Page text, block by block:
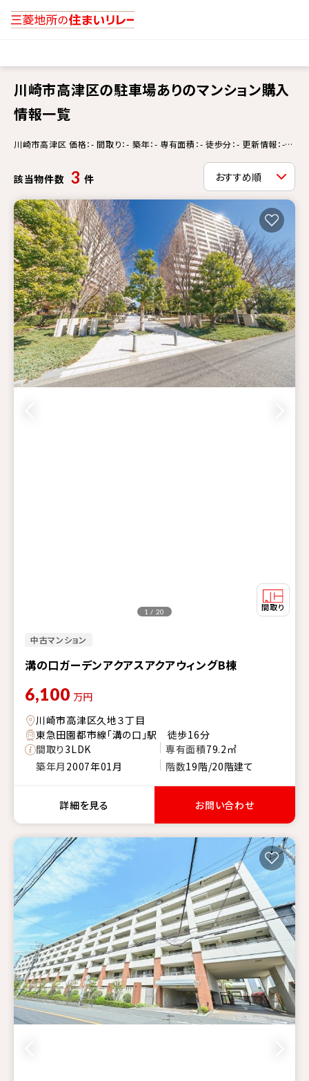
川崎市高津区の駐車場ありのマンション購入
情報一覧
川崎市高津区 価格：- 間取り：- 築年：- 専有面積：- 徒歩分：- 更新情報：-
該当物件数 3 件
中古マンション
溝の口ガーデンアクアスアクアウィングB棟
1 / 20
6,100 万円
川崎市高津区久地３丁目
東急田園都市線「溝の口」駅 徒歩16分
間取り3LDK 専有面積79.2㎡
築年月 2007年01月 階数19階/20階建て
詳細を見る お問い合わせ